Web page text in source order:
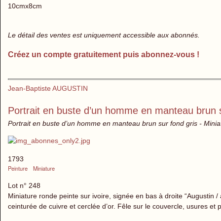
10cmx8cm
Le détail des ventes est uniquement accessible aux abonnés.
Créez un compte gratuitement puis abonnez-vous !
Jean-Baptiste AUGUSTIN
Portrait en buste d’un homme en manteau brun
Portrait en buste d’un homme en manteau brun sur fond gris -
1793
Peinture
Miniature
Lot n° 248
Miniature ronde peinte sur ivoire, signée en bas à droite “Augustin
ceinturée de cuivre et cerclée d’or. Fêle sur le couvercle, usures